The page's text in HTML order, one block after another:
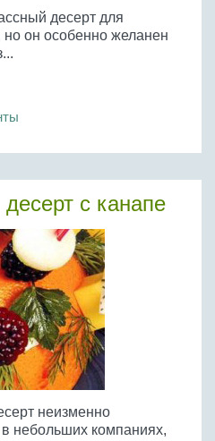
десерт для
он особенно желанен
с канапе
неизменно
в небольших компаниях,